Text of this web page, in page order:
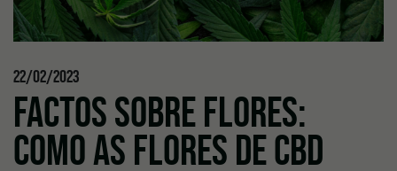
22/02/2023
FACTOS SOBRE FLORES:
COMO AS FLORES DE CBD